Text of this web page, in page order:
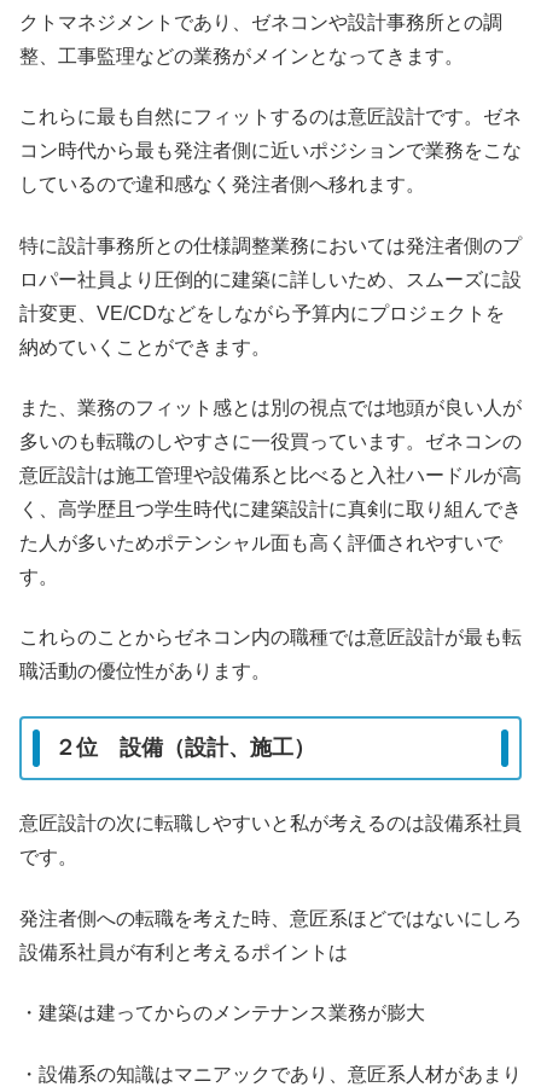
クトマネジメントであり、ゼネコンや設計事務所との調
整、工事監理などの業務がメインとなってきます。
これらに最も自然にフィットするのは意匠設計です。ゼネ
コン時代から最も発注者側に近いポジションで業務をこな
しているので違和感なく発注者側へ移れます。
特に設計事務所との仕様調整業務においては発注者側のプ
ロパー社員より圧倒的に建築に詳しいため、スムーズに設
計変更、VE/CDなどをしながら予算内にプロジェクトを
納めていくことができます。
また、業務のフィット感とは別の視点では地頭が良い人が
多いのも転職のしやすさに一役買っています。ゼネコンの
意匠設計は施工管理や設備系と比べると入社ハードルが高
く、高学歴且つ学生時代に建築設計に真剣に取り組んでき
た人が多いためポテンシャル面も高く評価されやすいで
す。
これらのことからゼネコン内の職種では意匠設計が最も転
職活動の優位性があります。
２位 設備（設計、施工）
意匠設計の次に転職しやすいと私が考えるのは設備系社員
です。
発注者側への転職を考えた時、意匠系ほどではないにしろ
設備系社員が有利と考えるポイントは
・建築は建ってからのメンテナンス業務が膨大
・設備系の知識はマニアックであり、意匠系人材があまり